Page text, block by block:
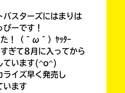
バスターズにはまりは
ぴーです！
！（＾ω＾）ﾔｯﾀｰ
ぎて8月に入ってから
ています(^o^)
ライズ早く発売し
います